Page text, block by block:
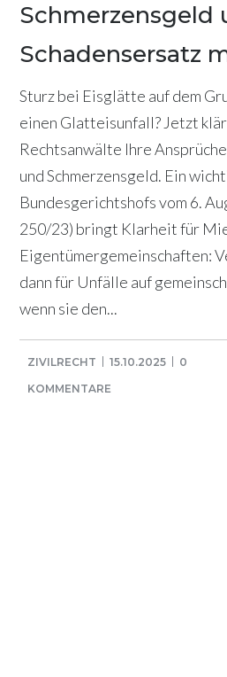
Schmerzensgeld
Schadensersatz
Sturz bei Eisglätte auf dem
einen Glatteisunfall? Jetzt
Rechtsanwälte Ihre
und Schmerzensgeld. Ein
Bundesgerichtshofs vom 6.
250/23) bringt Klarheit für
Eigentümergemeinschaften:
dann für Unfälle auf
wenn sie den...
ZIVILRECHT 15.10.2025
0
KOMMENTARE